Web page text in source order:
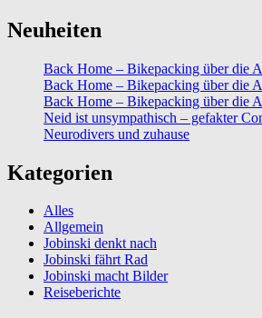
Neuheiten
Back Home – Bikepacking über die
Back Home – Bikepacking über die
Back Home – Bikepacking über die
Neid ist unsympathisch – gefakter
Neurodivers und zuhause
Kategorien
Alles
Allgemein
Jobinski denkt nach
Jobinski fährt Rad
Jobinski macht Bilder
Reiseberichte